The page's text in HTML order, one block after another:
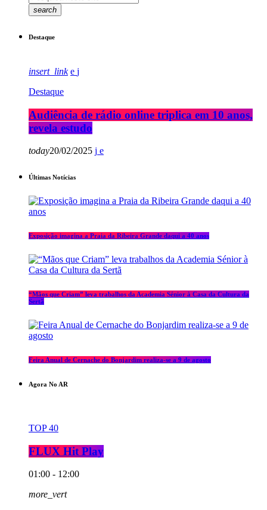
search
Destaque
insert_link
Destaque
Audiência de rádio online triplica em 10 anos,
revela estudo
today20/02/2025
Últimas Notícias
Exposição imagina a Praia da Ribeira Grande daqui a 40 anos
“Mãos que Criam” leva trabalhos da Academia Sénior à Casa da Cultura da
Sertã
Feira Anual de Cernache do Bonjardim realiza-se a 9 de agosto
Agora No AR
TOP 40
FLUX Hit Play
01:00 - 12:00
more_vert